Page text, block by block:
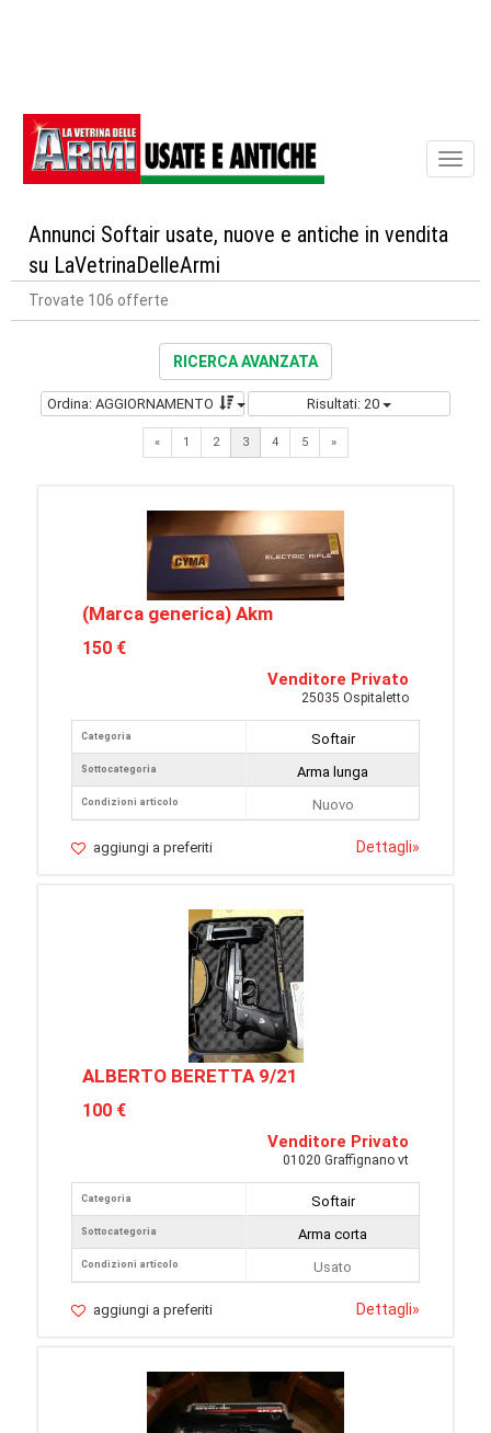
Annunci Softair usate, nuove e antiche in vendita
su LaVetrinaDelleArmi
Trovate 106 offerte
RICERCA AVANZATA
Ordina: AGGIORNAMENTO Risultati: 20
«Previous
1 2 3 4 5 »Next
(Marca generica) Akm
150 €
Venditore Privato
25035 Ospitaletto
Categoria
Sottocategoria
Condizioni articolo
Softair
Arma lunga
Nuovo
aggiungi a preferiti Dettagli»
ALBERTO BERETTA 9/21
100 €
Venditore Privato
01020 Graffignano vt
Categoria
Sottocategoria
Condizioni articolo
Softair
Arma corta
Usato
aggiungi a preferiti Dettagli»